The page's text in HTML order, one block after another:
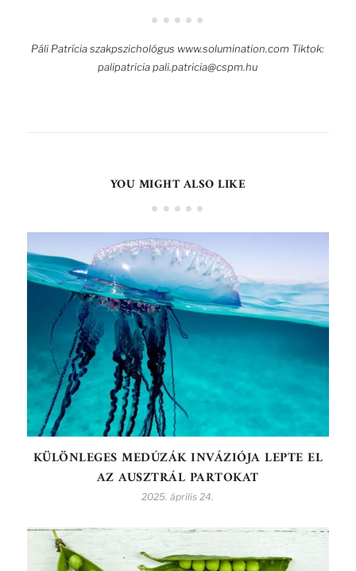
Páli Patrícia szakpszichológus www.solumination.com Tiktok:
palipatricia pali.patricia@cspm.hu
YOU MIGHT ALSO LIKE
KÜLÖNLEGES MEDÚZÁK INVÁZIÓJA LEPTE EL
AZ AUSZTRÁL PARTOKAT
2025. április 24.